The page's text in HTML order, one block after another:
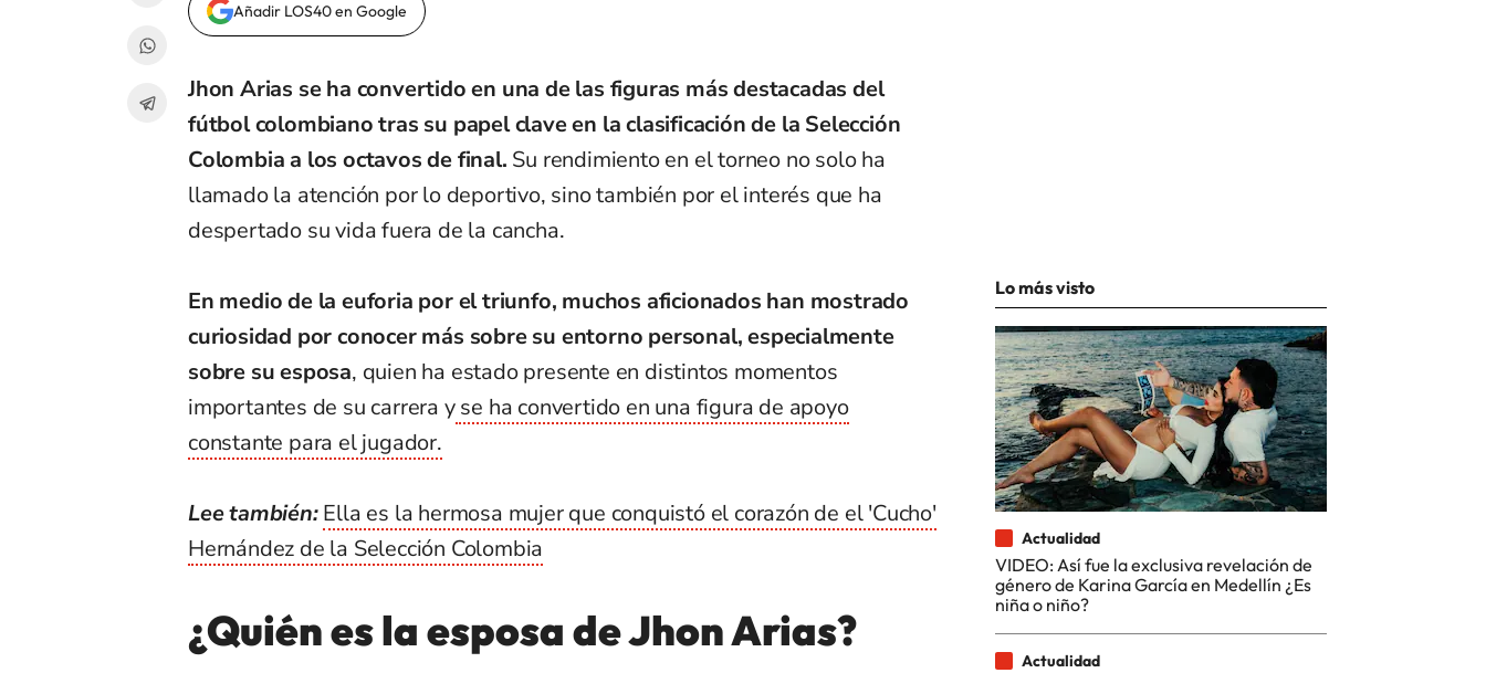
Añadir LOS40 en Google
Jhon Arias se ha convertido en una de las figuras más destacadas del
fútbol colombiano tras su papel clave en la clasificación de la Selección
Colombia a los octavos de final. Su rendimiento en el torneo no solo ha
llamado la atención por lo deportivo, sino también por el interés que ha
despertado su vida fuera de la cancha.
En medio de la euforia por el triunfo, muchos aficionados han mostrado
curiosidad por conocer más sobre su entorno personal, especialmente
sobre su esposa, quien ha estado presente en distintos momentos
importantes de su carrera yse ha convertido en una figura de apoyo
constante para el jugador.
Lee también:Ella es la hermosa mujer que conquistó el corazón de el 'Cucho'
Hernández de la Selección Colombia
¿Quién es la esposa de Jhon Arias?
Lo más visto
Actualidad
VIDEO: Así fue la exclusiva revelación de
género de Karina García en Medellín ¿Es
niña o niño?
Actualidad